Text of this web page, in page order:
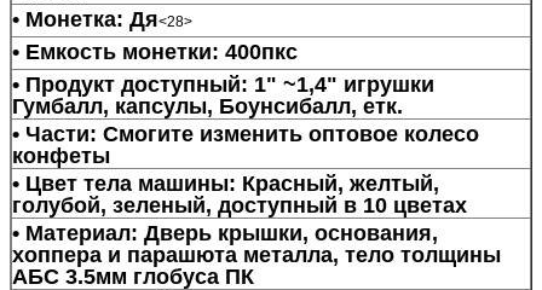
• Монетка: Дя<28>
• Емкость монетки: 400пкс
• Продукт доступный: 1" ~1,4" игрушки
Гумбалл, капсулы, Боунсибалл, етк.
• Части: Смогите изменить оптовое колесо
конфеты
• Цвет тела машины: Красный, желтый,
голубой, зеленый, доступный в 10 цветах
• Материал: Дверь крышки, основания,
хоппера и парашюта металла, тело толщины
АБС 3.5мм глобуса ПК